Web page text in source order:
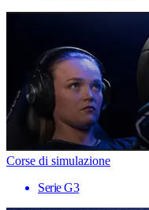
Corse di simulazione
Serie G3